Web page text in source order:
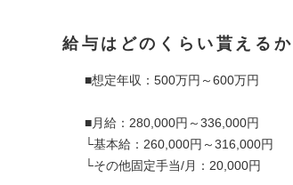
給与はどのくらい貰えるか
■想定年収：500万円～600万円
■月給：280,000円～336,000円
└基本給：260,000円～316,000円
└その他固定手当/月：20,000円